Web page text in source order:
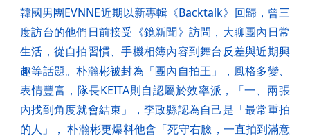
韓國男團EVNNE近期以新專輯《Backtalk》回歸，曾三
度訪台的他們日前接受《鏡新聞》訪問，大聊團內日常
生活，從自拍習慣、手機相簿內容到舞台反差與近期興
趣等話題。朴瀚彬被封為「團內自拍王」，風格多變、
表情豐富，隊長KEITA則自認屬於效率派，「一、兩張
內找到角度就會結束」，李政縣認為自己是「最常重拍
的人」， 朴瀚彬更爆料他會「死守右臉，一直拍到滿意